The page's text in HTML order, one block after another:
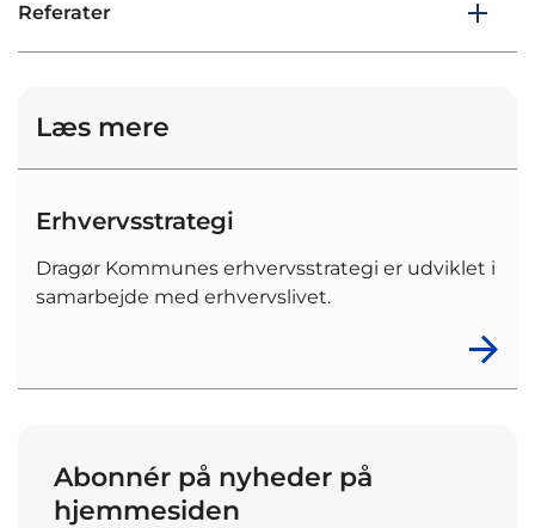
Referater
Læs mere
Erhvervsstrategi
Dragør Kommunes erhvervsstrategi er udviklet i
samarbejde med erhvervslivet.
Abonnér på nyheder på
hjemmesiden